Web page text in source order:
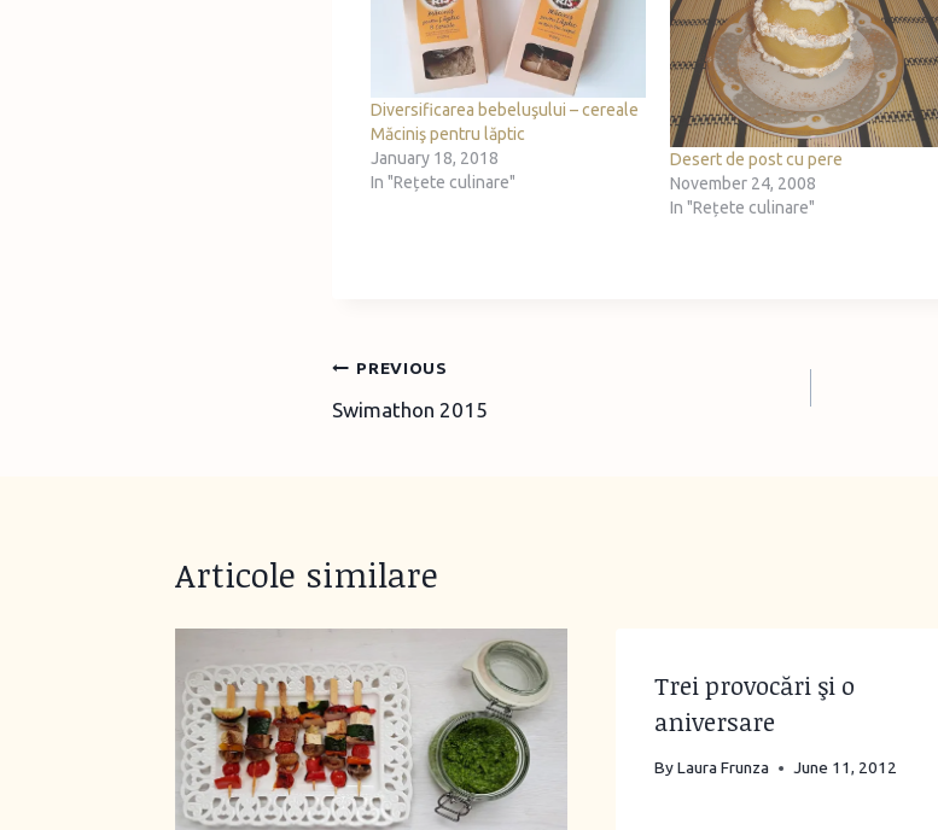
Diversificarea bebeluşului – cereale
Măciniş pentru lăptic
January 18, 2018
In "Rețete culinare"
Desert de post cu pere
November 24, 2008
In "Rețete culinare"
Post
navigation
PREVIOUS
Swimathon 2015
Articole similare
Trei provocări şi o
aniversare
By Laura Frunza June 11, 2012